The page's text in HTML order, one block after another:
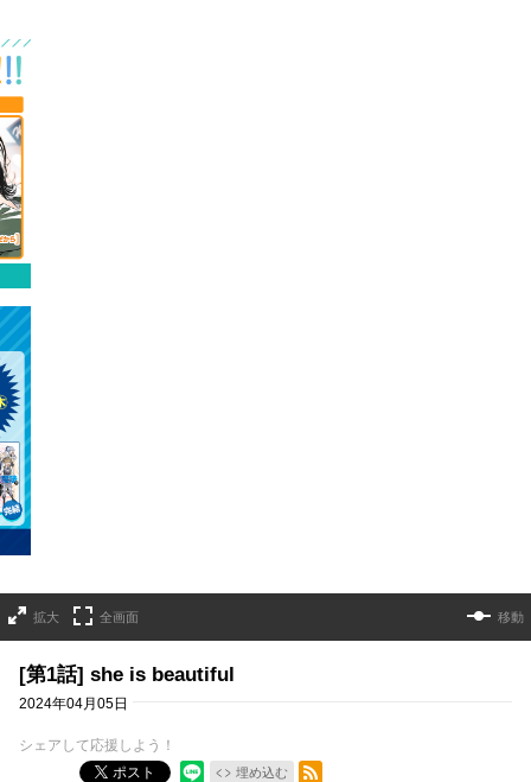
拡大 全画面 移動
[第1話] she is beautiful
2024年04月05日
シェアして応援しよう！
ポスト
埋め込む
RSSフィード